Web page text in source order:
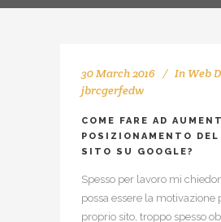
30 March 2016 In Web
jbrcgerfedw
COME FARE AD
POSIZIONAMENTO DEL
SITO SU GOOGLE?
Spesso per lavoro mi
possa essere la motivazione
proprio sito, troppo spesso